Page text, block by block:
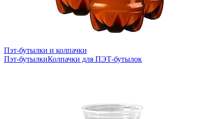
Пэт-бутылки и колпачки
Пэт-бутылкиКолпачки для ПЭТ-бутылок